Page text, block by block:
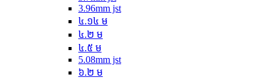
3.96mm jst
៤.១៤ ម
៤.២ ម
៤.៥ ម
5.08mm jst
៦.២ ម